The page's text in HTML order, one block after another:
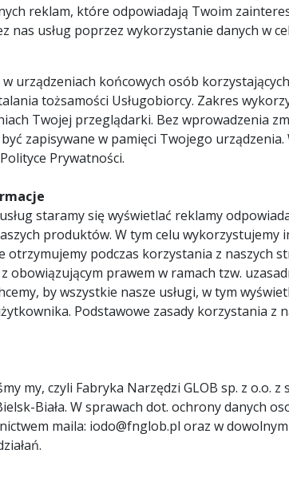
reklam, które odpowiadają Twoim
nas usług poprzez wykorzystanie danych w
urządzeniach końcowych osób
tożsamości Usługobiorcy. Zakres
Twojej przeglądarki. Bez wprowadzenia
zapisywane w pamięci Twojego urządzenia.
Prywatności.
staramy się wyświetlać reklamy
produktów. W tym celu wykorzystujemy
otrzymujemy podczas korzystania z naszych
obowiązującym prawem w ramach tzw.
by wszystkie nasze usługi, w tym
Podstawowe zasady korzystania z
my, czyli Fabryka Narzędzi GLOB sp. z o.o. z
Biała. W sprawach dot. ochrony danych
maila: iodo@fnglob.pl oraz w
WN-ZAW-KR
typu: POLGLOB,
POLSPORT